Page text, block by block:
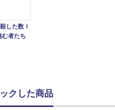
した数Ｉ
む者たち
クした商品